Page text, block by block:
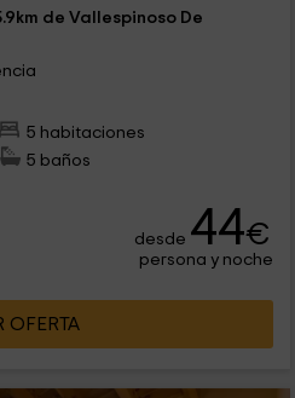
de Vallespinoso De
5 habitaciones
5 baños
desde 44€
persona y noche
OFERTA